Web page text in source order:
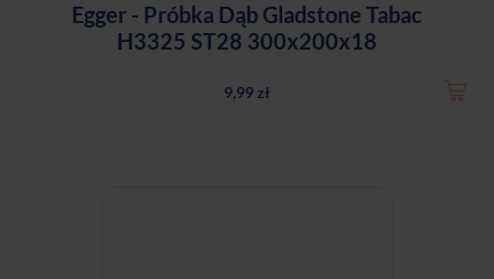
Egger - Próbka Dąb Gladstone Tabac
H3325 ST28 300x200x18
9,99 zł